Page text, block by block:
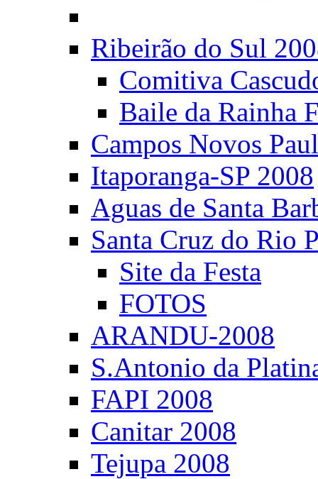
Ribeirão do Sul
Comitiva
Baile da Rainha
Campos Novos
Itaporanga-SP 2008
Aguas de Santa
Santa Cruz do Rio
Site da Festa
FOTOS
ARANDU-2008
S.Antonio da
FAPI 2008
Canitar 2008
Tejupa 2008